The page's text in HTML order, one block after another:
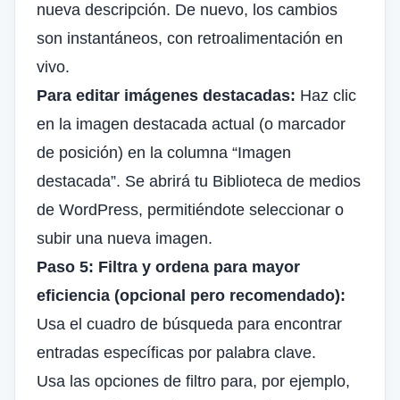
nueva descripción. De nuevo, los cambios
son instantáneos, con retroalimentación en
vivo.
Para editar imágenes destacadas: Haz clic
en la imagen destacada actual (o marcador
de posición) en la columna “Imagen
destacada”. Se abrirá tu Biblioteca de medios
de WordPress, permitiéndote seleccionar o
subir una nueva imagen.
Paso 5: Filtra y ordena para mayor
eficiencia (opcional pero recomendado):
Usa el cuadro de búsqueda para encontrar
entradas específicas por palabra clave.
Usa las opciones de filtro para, por ejemplo,